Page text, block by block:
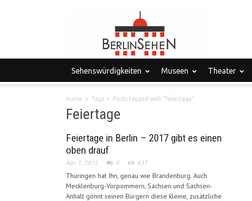
Sehenswürdigkeiten Museen Theater
Home Tags Posts tagged with "Feiertage"
Feiertage
Feiertage in Berlin – 2017 gibt es einen
oben drauf
Apr. 1, 2015 0 637
Thüringen hat Ihn, genau wie Brandenburg. Auch
Mecklenburg-Vorpommern, Sachsen und Sachsen-
Anhalt gönnt seinen Bürgern diese kleine, zusätzliche